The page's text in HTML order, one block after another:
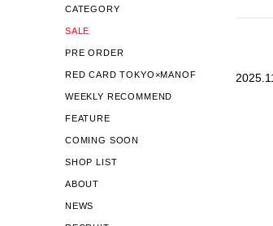
CATEGORY
SALE
PRE ORDER
RED CARD TOKYO×MANOF
WEEKLY RECOMMEND
FEATURE
COMING SOON
SHOP LIST
ABOUT
NEWS